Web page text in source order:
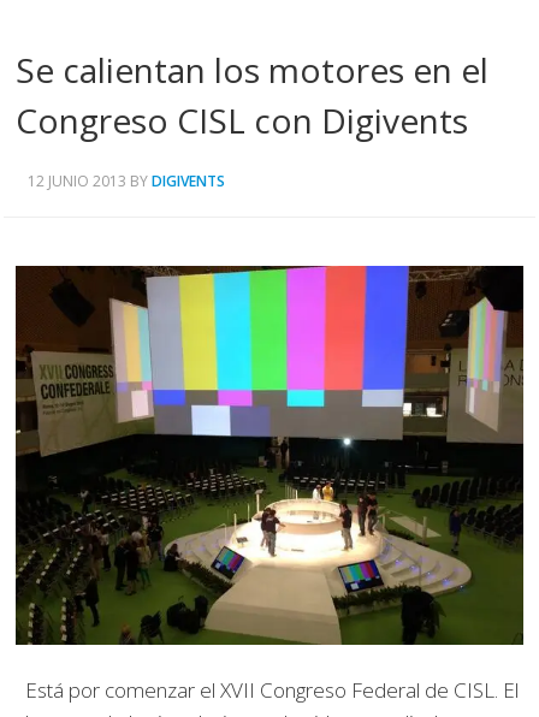
Se calientan los motores en el
Congreso CISL con Digivents
12 JUNIO 2013 BYDIGIVENTS
Está por comenzar el XVII Congreso Federal de CISL. El